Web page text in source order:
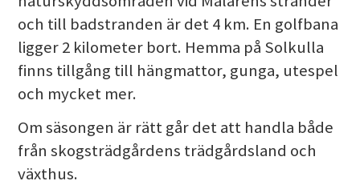
och till badstranden är det 4 km. En golfbana
ligger 2 kilometer bort. Hemma på Solkulla
finns tillgång till hängmattor, gunga, utespel
och mycket mer.
Om säsongen är rätt går det att handla både
från skogsträdgårdens trädgårdsland och
växthus.